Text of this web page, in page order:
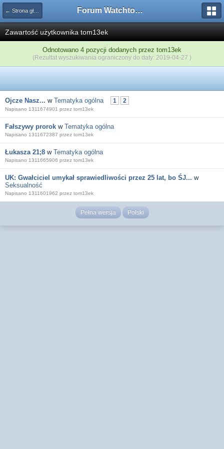
← Strona główna Forum Watchtower
Zawartość użytkownika tom13ek
Odnotowano 4 pozycji dodanych przez tom13ek
(Rezultat wyszukiwania ograniczony do daty: 2019-04-27 )
Ojcze Nasz... w Tematyka ogólna 1 2
Napisano 1311674901 przez tom13ek
Fałszywy prorok w Tematyka ogólna
Napisano 1311672387 przez tom13ek
Łukasza 21;8 w Tematyka ogólna
Napisano 1311665906 przez tom13ek
UK: Gwałciciel umykał sprawiedliwości przez 25 lat, bo ŚJ... w
Seksualność
Napisano 1311601962 przez tom13ek
Pełna wersja Polski